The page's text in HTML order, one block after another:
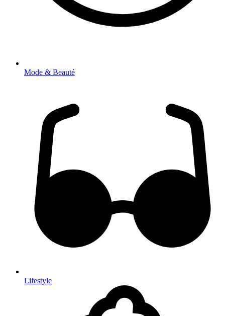
Mode & Beauté
Lifestyle